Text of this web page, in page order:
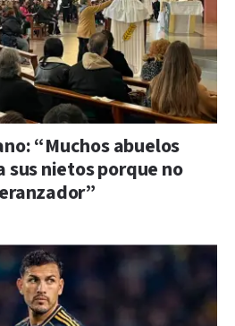
“Muchos abuelos
sus nietos porque no